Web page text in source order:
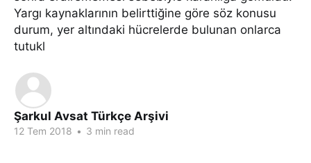
Yargı kaynaklarının belirttiğine göre söz konusu
durum, yer altındaki hücrelerde bulunan onlarca
tutukl
Şarkul Avsat Türkçe Arşivi
12 Tem 2018 • 3 min read